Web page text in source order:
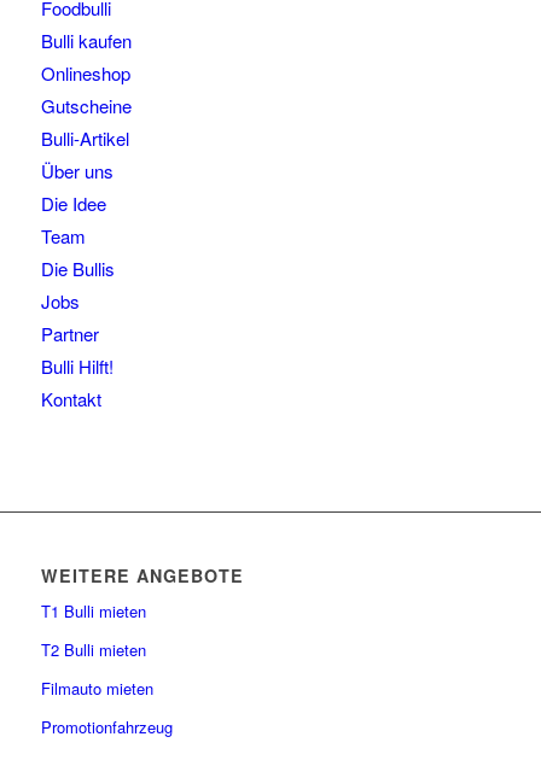
Foodbulli
Bulli kaufen
Onlineshop
Gutscheine
Bulli-Artikel
Über uns
Die Idee
Team
Die Bullis
Jobs
Partner
Bulli Hilft!
Kontakt
WEITERE ANGEBOTE
T1 Bulli mieten
T2 Bulli mieten
Filmauto mieten
Promotionfahrzeug